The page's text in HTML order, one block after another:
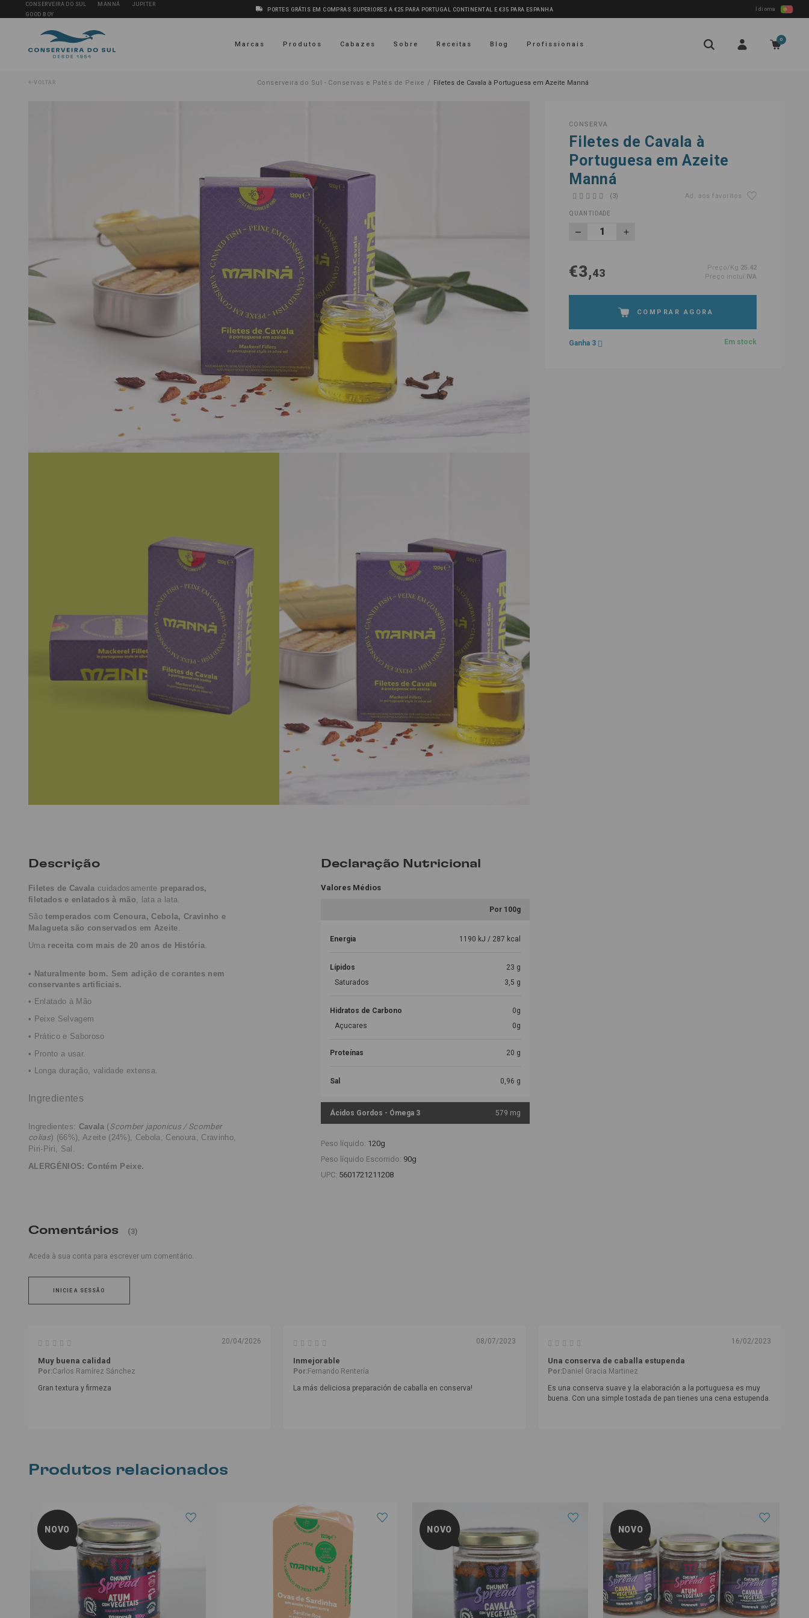
CONSERVEIRA DO SUL MANNÁ
JUPITER
GOOD BOY
PORTES GRÁTIS EM COMPRAS SUPERIORES A €25 PARA PORTUGAL CONTINENTAL E €35 PARA ESPANHA Idioma
Marcas Produtos Cabazes Sobre Receitas Blog Profissionais
0
VOLTAR Conserveira do Sul - Conservas e Patés de Peixe / Filetes de Cavala à Portuguesa em Azeite Manná
CONSERVA
Filetes de Cavala à
Portuguesa em Azeite
Manná
(3) Ad. aos favoritos
QUANTIDADE
€3,43 Preço/Kg 25.42
Preço inclui IVA
COMPRAR AGORA
Ganha 3 Em stock
Descrição
Filetes de Cavala cuidadosamente preparados,
filetados e enlatados à mão, lata a lata.
Sãotemperados com Cenoura, Cebola, Cravinho e
Malagueta são conservados em Azeite.
Uma receita com mais de 20 anos de História.
• Naturalmente bom. Sem adição de corantes nem
conservantesartificiais.
• Enlatado à Mão
• Peixe Selvagem
• Prático e Saboroso
• Pronto a usar.
• Longa duração, validade extensa.
Ingredientes
Ingredientes: Cavala (Scomber japonicus / Scomber
colias) (66%), Azeite (24%), Cebola, Cenoura, Cravinho,
Piri-Piri, Sal.
ALERGÉNIOS: Contém Peixe.
Declaração Nutricional
Valores Médios
Por 100g
Energia 1190 kJ / 287 kcal
Lípidos
23 g
Saturados
3,5 g
Hidratos de Carbono
0g
Açucares
0g
Proteínas 20 g
Sal 0,96 g
Ácidos Gordos - Ómega 3 579 mg
Peso líquido: 120g
Peso líquido Escorrido: 90g
UPC: 5601721211208
Comentários (3)
Aceda à sua conta para escrever um comentário.
INICIE A SESSÃO
20/04/2026
Muy buena calidad
Por:Carlos Ramírez Sánchez
Gran textura y firmeza
08/07/2023
Inmejorable
Por:Fernando Rentería
La más deliciosa preparación de caballa en conserva!
16/02/2023
Una conserva de caballa estupenda
Por:Daniel Gracia Martinez
Es una conserva suave y la elaboración a la portuguesa es muy
buena. Con una simple tostada de pan tienes una cena estupenda.
Produtos relacionados
NOVO NOVO NOVO